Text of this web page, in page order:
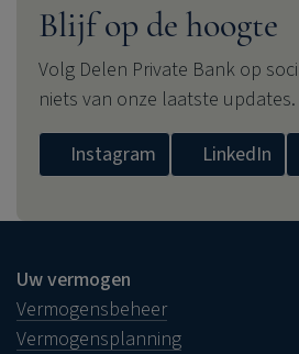
Blijf op de hoogte
Volg Delen Private Bank op
niets van onze laatste updates.
Instagram
LinkedIn
Uw vermogen
Vermogensbeheer
Vermogensplanning